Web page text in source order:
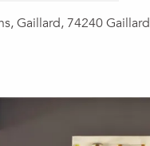
Gaillard, 74240 Gaillard
aux favoris